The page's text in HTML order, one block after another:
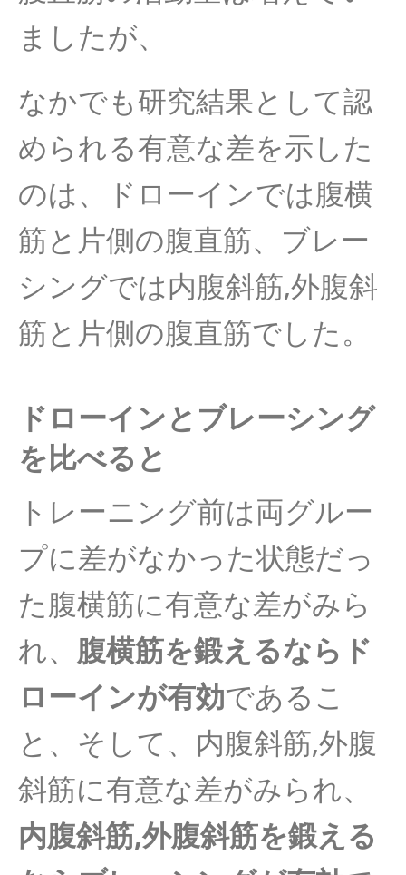
ましたが、
なかでも研究結果として認
められる有意な差を示した
のは、ドローインでは腹横
筋と片側の腹直筋、ブレー
シングでは内腹斜筋,外腹斜
筋と片側の腹直筋でした。
ドローインとブレーシング
を比べると
トレーニング前は両グルー
プに差がなかった状態だっ
た腹横筋に有意な差がみら
れ、 腹横筋を鍛えるならド
ローインが有効であるこ
と、そして、内腹斜筋,外腹
斜筋に有意な差がみられ、
内腹斜筋,外腹斜筋を鍛える